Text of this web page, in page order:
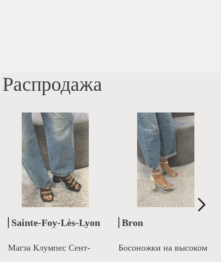
Распродажа
Sainte-Foy-Lès-Lyon
Магза Клумпес Сент-
Bron
Босоножки на высоком